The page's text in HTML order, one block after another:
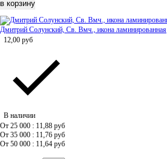
Дмитрий Солунский, Св. Вмч., икона ламинированная
12,00 руб
В наличии
От 25 000 : 11,88 руб
От 35 000 : 11,76 руб
От 50 000 : 11,64 руб